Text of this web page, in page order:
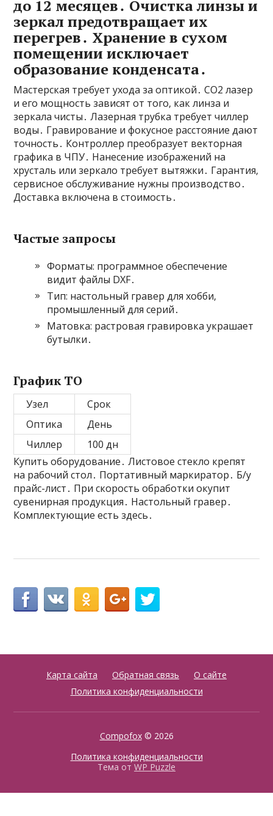
до 12 месяцев․ Очистка линзы и
зеркал предотвращает их
перегрев․ Хранение в сухом
помещении исключает
образование конденсата․
Мастерская требует ухода за оптикой․ СО2 лазер
и его мощность зависят от того‚ как линза и
зеркала чисты․ Лазерная трубка требует чиллер
воды․ Гравирование и фокусное расстояние дают
точность․ Контроллер преобразует векторная
графика в ЧПУ․ Нанесение изображений на
хрусталь или зеркало требует вытяжки․ Гарантия‚
сервисное обслуживание нужны производство․
Доставка включена в стоимость․
Частые запросы
Форматы: программное обеспечение
видит файлы DXF․
Тип: настольный гравер для хобби‚
промышленный для серий․
Матовка: растровая гравировка украшает
бутылки․
График ТО
Узел
Срок
Оптика
День
Чиллер
100 дн
Купить оборудование․ Листовое стекло крепят
на рабочий стол․ Портативный маркиратор․ Б/у
прайс-лист․ При скорость обработки окупит
сувенирная продукция․ Настольный гравер․
Комплектующие есть здесь․
Карта сайта Обратная связь
О сайте
Политика конфиденциальности
Compofox© 2026
Политика конфиденциальности
Тема от WP Puzzle